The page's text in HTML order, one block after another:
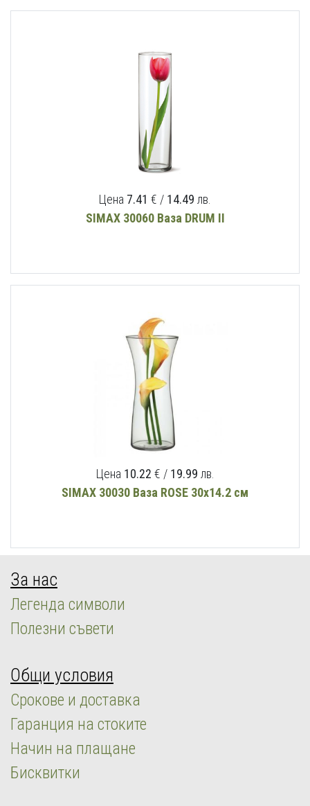
Цена 7.41 € / 14.49 лв.
SIMAX 30060 Ваза DRUM II
Цена 10.22 € / 19.99 лв.
SIMAX 30030 Ваза ROSE 30х14.2 см
За нас
Легенда символи
Полезни съвети
Общи условия
Срокове и доставка
Гаранция на стоките
Начин на плащане
Бисквитки